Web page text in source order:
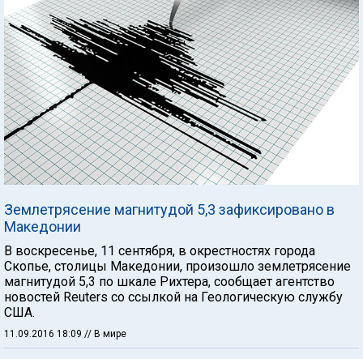
Землетрясение магнитудой 5,3 зафиксировано в
Македонии
В воскресенье, 11 сентября, в окрестностях города
Скопье, столицы Македонии, произошло землетрясение
магнитудой 5,3 по шкале Рихтера, сообщает агентство
новостей Reuters со ссылкой на Геологическую службу
США.
11.09.2016 18:09 // В мире